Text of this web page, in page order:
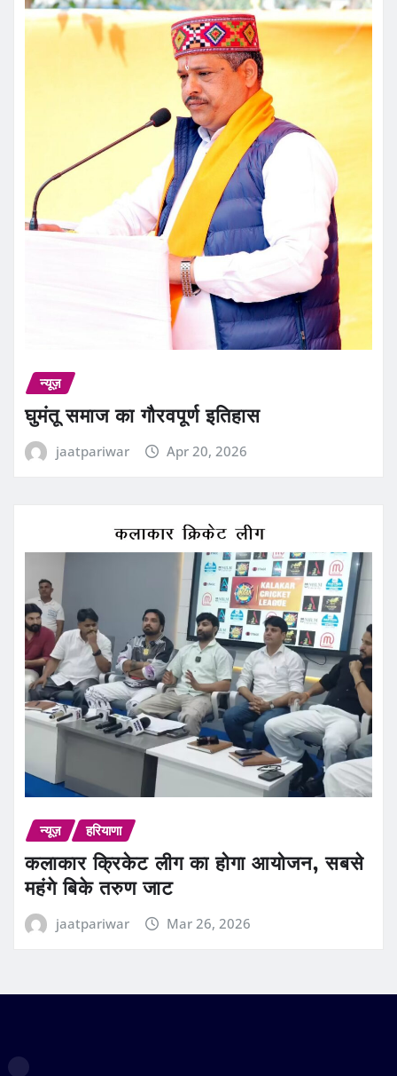
न्यूज़
घुमंतू समाज का गौरवपूर्ण इतिहास
jaatpariwar Apr 20, 2026
न्यूज़ हरियाणा
कलाकार क्रिकेट लीग का होगा आयोजन, सबसे
महंगे बिके तरुण जाट
jaatpariwar Mar 26, 2026